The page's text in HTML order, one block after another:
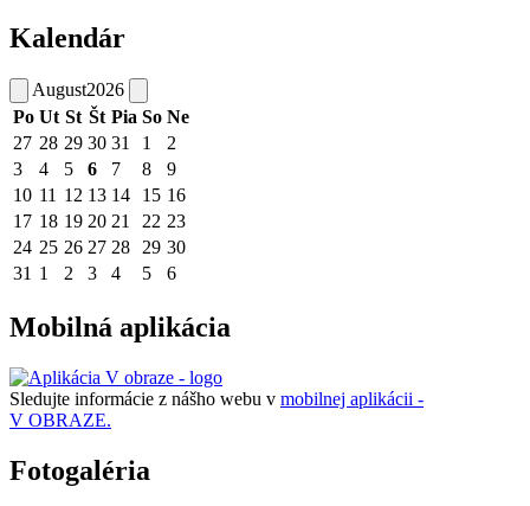
Kalendár
August2026
Po Ut St Št Pia So Ne
27 28 29 30 31 1
2
3
4 5 6 7 8
9
10 11 12 13 14 15 16
17 18 19 20 21 22 23
24 25 26 27 28 29 30
31 1 2 3 4 5 6
Mobilná aplikácia
Sledujte informácie z nášho webu v mobilnej aplikácii -
V OBRAZE.
Fotogaléria